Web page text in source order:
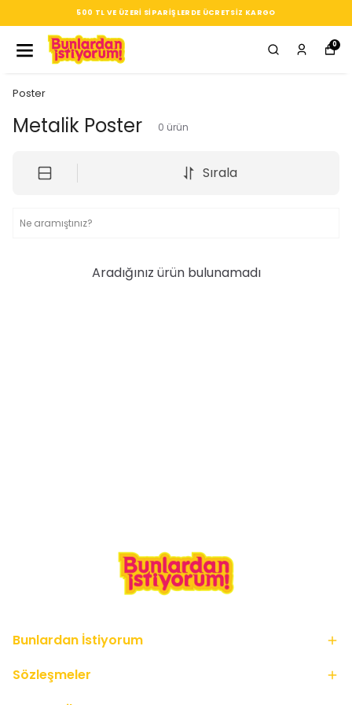
500 TL VE ÜZERI SIPARIŞLERDE ÜCRETSIZ KARGO
0
Poster
Metalik Poster 0 ürün
Sırala
Aradığınız ürün bulunamadı
Bunlardan İstiyorum
Sözleşmeler